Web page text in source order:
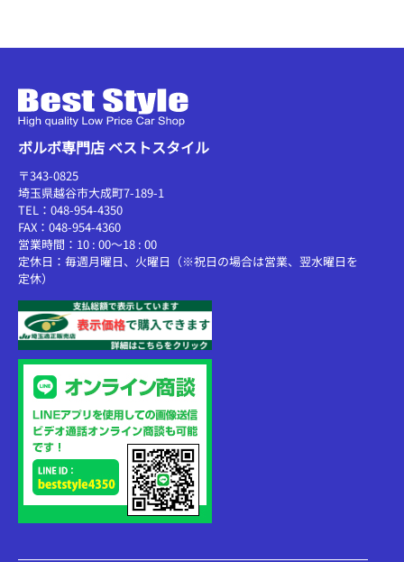
ボルボ専門店 ベストスタイル
〒343-0825
埼玉県越谷市大成町7-189-1
TEL：048-954-4350
FAX：048-954-4360
営業時間：10 : 00～18 : 00
定休日：毎週月曜日、火曜日（※祝日の場合は営業、翌水曜日を
定休）